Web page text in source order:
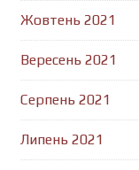
Жовтень 2021
Вересень 2021
Серпень 2021
Липень 2021